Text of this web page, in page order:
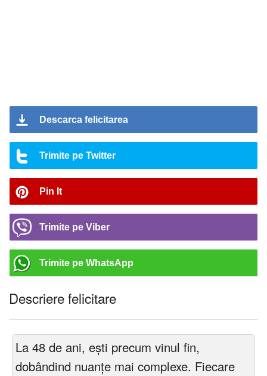
Descarca felicitarea
Trimite pe Twitter
Pin It
Trimite pe Viber
Trimite pe WhatsApp
Descriere felicitare
La 48 de ani, ești precum vinul fin,
dobândind nuanțe mai complexe. Fiecare